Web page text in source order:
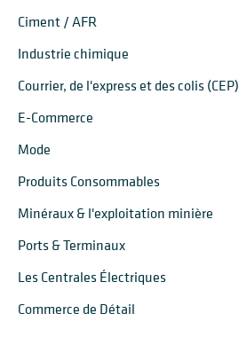
Ciment / AFR
Industrie chimique
Courrier, de l'express et des colis (CEP)
E-Commerce
Mode
Produits Consommables
Minéraux & l'exploitation minière
Ports & Terminaux
Les Centrales Électriques
Commerce de Détail